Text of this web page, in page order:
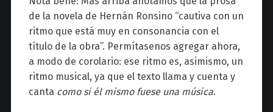
de la novela de Hernán Ronsino “cautiva con un
ritmo que está muy en consonancia con el
título de la obra”. Permítasenos agregar ahora,
a modo de corolario: ese ritmo es, asimismo, un
ritmo musical, ya que el texto llama y cuenta y
canta como si él mismo fuese una música.